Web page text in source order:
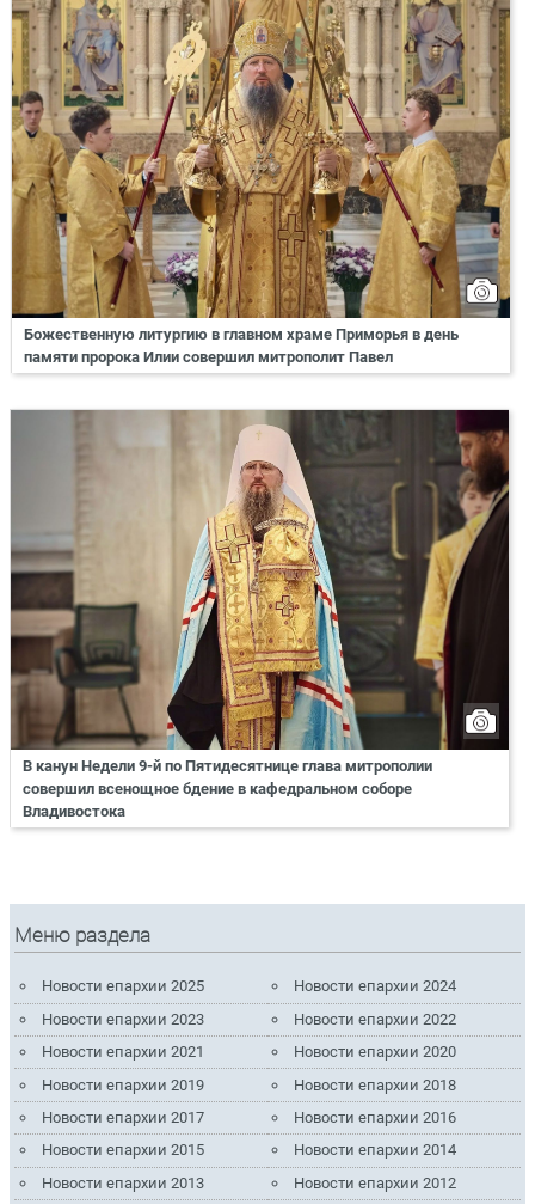
Божественную литургию в главном храме Приморья в день
памяти пророка Илии совершил митрополит Павел
В канун Недели 9-й по Пятидесятнице глава митрополии
совершил всенощное бдение в кафедральном соборе
Владивостока
Меню раздела
Новости епархии 2025
Новости епархии 2024
Новости епархии 2023
Новости епархии 2022
Новости епархии 2021
Новости епархии 2020
Новости епархии 2019
Новости епархии 2018
Новости епархии 2017
Новости епархии 2016
Новости епархии 2015
Новости епархии 2014
Новости епархии 2013
Новости епархии 2012